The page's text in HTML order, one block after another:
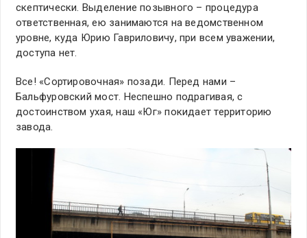
скептически. Выделение позывного – процедура
ответственная, ею занимаются на ведомственном
уровне, куда Юрию Гавриловичу, при всем уважении,
доступа нет.
Все! «Сортировочная» позади. Перед нами –
Бальфуровский мост. Неспешно подрагивая, с
достоинством ухая, наш «Юг» покидает территорию
завода.